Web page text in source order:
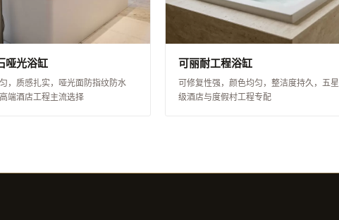
哑光浴缸
，质感扎实，哑光面防指纹防水
端酒店工程主流选择
可丽耐工程浴缸
可修复性强，颜色均匀，整洁度持久，五星
级酒店与度假村工程专配